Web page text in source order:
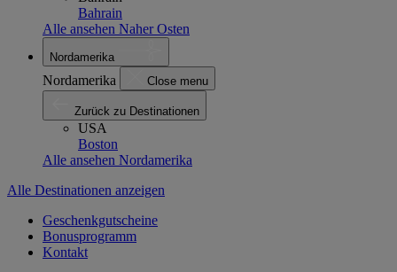
Bahrain
Alle ansehen Naher Osten
Nordamerika
Nordamerika Close menu
Zurück zu Destinationen
USA
Boston
Alle ansehen Nordamerika
Alle Destinationen anzeigen
Geschenkgutscheine
Bonusprogramm
Kontakt